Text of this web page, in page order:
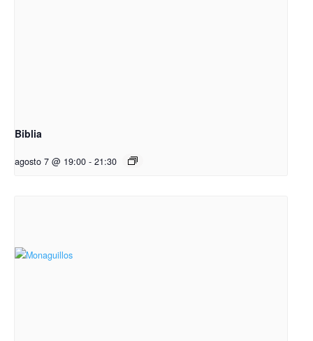
Biblia
agosto 7 @ 19:00 - 21:30